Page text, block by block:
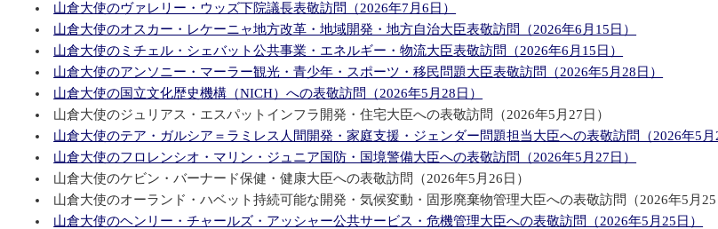
山倉大使のヴァレリー・ウッズ下院議長表敬訪問（2026年7月6日）
山倉大使のオスカー・レケーニャ地方改革・地域開発・地方自治大臣表敬訪問（2026年6月15日）
山倉大使のミチェル・シェバット公共事業・エネルギー・物流大臣表敬訪問（2026年6月15日）
山倉大使のアンソニー・マーラー観光・青少年・スポーツ・移民問題大臣表敬訪問（2026年5月28日）
山倉大使の国立文化歴史機構（NICH）への表敬訪問（2026年5月28日）
山倉大使のジュリアス・エスパットインフラ開発・住宅大臣への表敬訪問（2026年5月27日）
山倉大使のテア・ガルシア＝ラミレス人間開発・家庭支援・ジェンダー問題担当大臣への表敬訪問（2026年5月
山倉大使のフロレンシオ・マリン・ジュニア国防・国境警備大臣への表敬訪問（2026年5月27日）
山倉大使のケビン・バーナード保健・健康大臣への表敬訪問（2026年5月26日）
山倉大使のオーランド・ハベット持続可能な開発・気候変動・固形廃棄物管理大臣への表敬訪問（2026年5月25
山倉大使のヘンリー・チャールズ・アッシャー公共サービス・危機管理大臣への表敬訪問（2026年5月25日）